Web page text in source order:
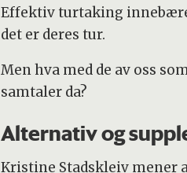
Effektiv turtaking
det er deres tur.
Men hva med de av oss
samtaler da?
Alternativ og
Kristine Stadskleiv mener